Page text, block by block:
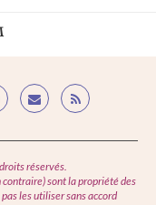
réservés.
sont la propriété des
les utiliser sans accord